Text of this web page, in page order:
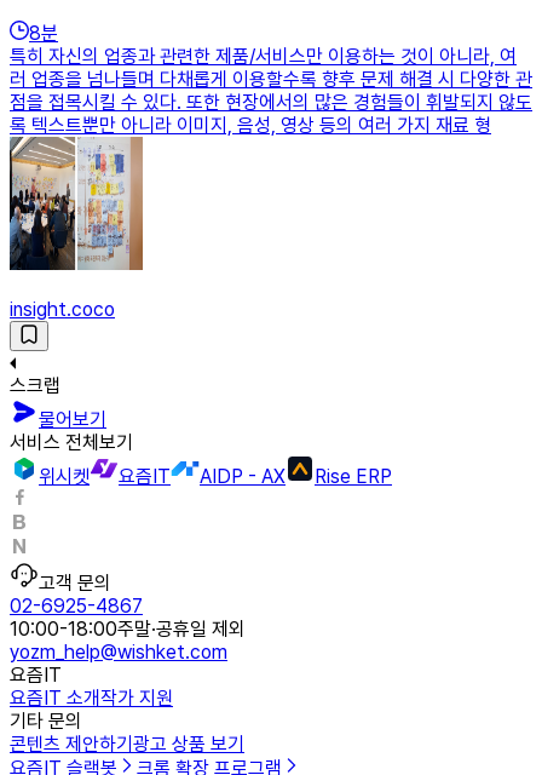
8분
특히 자신의 업종과 관련한 제품/서비스만 이용하는 것이 아니라, 여
러 업종을 넘나들며 다채롭게 이용할수록 향후 문제 해결 시 다양한 관
점을 접목시킬 수 있다. 또한 현장에서의 많은 경험들이 휘발되지 않도
록 텍스트뿐만 아니라 이미지, 음성, 영상 등의 여러 가지 재료 형
insight.coco
스크랩
물어보기
서비스 전체보기
위시켓
요즘IT AIDP - AX Rise ERP
고객 문의
02-6925-4867
10:00-18:00주말·공휴일 제외
yozm_help@wishket.com
요즘IT
요즘IT 소개작가 지원
기타 문의
콘텐츠 제안하기 광고 상품 보기
요즘IT 슬랙봇
크롬 확장 프로그램